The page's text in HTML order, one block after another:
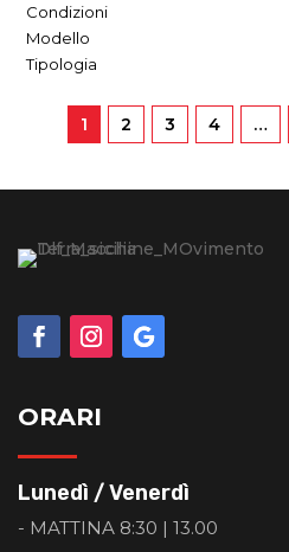
Condizioni
Modello
Tipologia
1 2 3 4 …
ORARI
Lunedì / Venerdì
- MATTINA 8:30 | 13.00